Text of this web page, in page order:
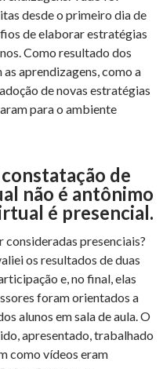
desde o primeiro dia de
de elaborar estratégias
Como resultado dos
aprendizagens, como a
de novas estratégias
para o ambiente
de
não é antônimo
é presencial.
presenciais?
os resultados de duas
e, no final, elas
foram orientados a
alunos em sala de aula. O
apresentado, trabalhado
como vídeos eram